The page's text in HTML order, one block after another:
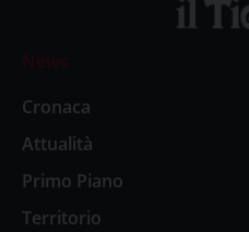
News
Cronaca
Attualità
Primo Piano
Territorio